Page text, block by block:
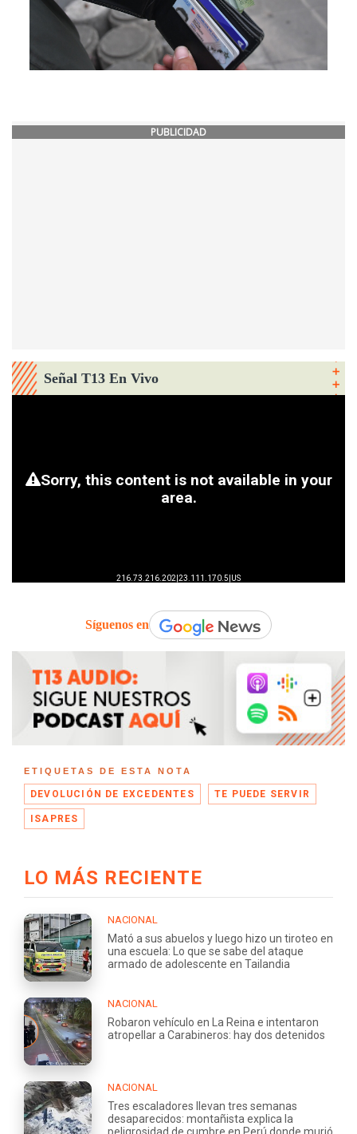
PUBLICIDAD
Señal T13 En Vivo
Síguenos en
ETIQUETAS DE ESTA NOTA
DEVOLUCIÓN DE EXCEDENTES TE PUEDE SERVIR
ISAPRES
LO MÁS RECIENTE
NACIONAL
Mató a sus abuelos y luego hizo un tiroteo en
una escuela: Lo que se sabe del ataque
armado de adolescente en Tailandia
NACIONAL
Robaron vehículo en La Reina e intentaron
atropellar a Carabineros: hay dos detenidos
NACIONAL
Tres escaladores llevan tres semanas
desaparecidos: montañista explica la
peligrosidad de cumbre en Perú donde murió